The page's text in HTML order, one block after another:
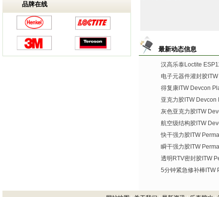
品牌在线
最新动态信息
汉高乐泰Loctite
电子元器件灌封胶
得复康ITW Devcon
亚克力胶ITW Devcon
灰色亚克力胶ITW
航空级结构胶ITW
快干强力胶ITW
瞬干强力胶ITW
透明RTV密封胶ITW
5分钟紧急修补棒ITW